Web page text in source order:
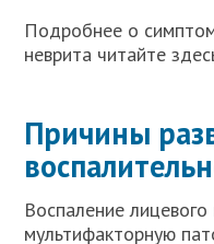
Подробнее о
неврита читайте
Причины
Воспаление
мультифакторную